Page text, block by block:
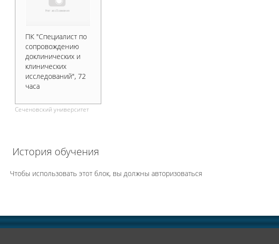
ПК "Специалист по
сопровождению
доклинических и
клинических
исследований", 72
часа
Сеченовский университет
История обучения
Чтобы использовать этот блок, вы должны авторизоваться